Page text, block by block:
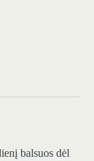
balsuos dėl